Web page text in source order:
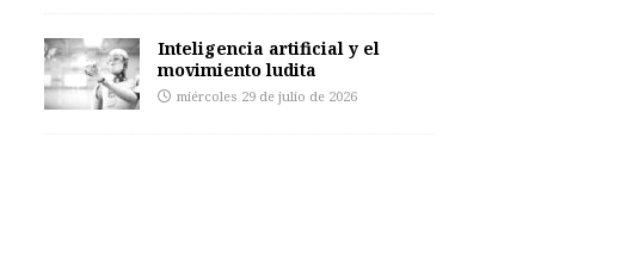
Inteligencia artificial y el
movimiento ludita
miércoles 29 de julio de 2026